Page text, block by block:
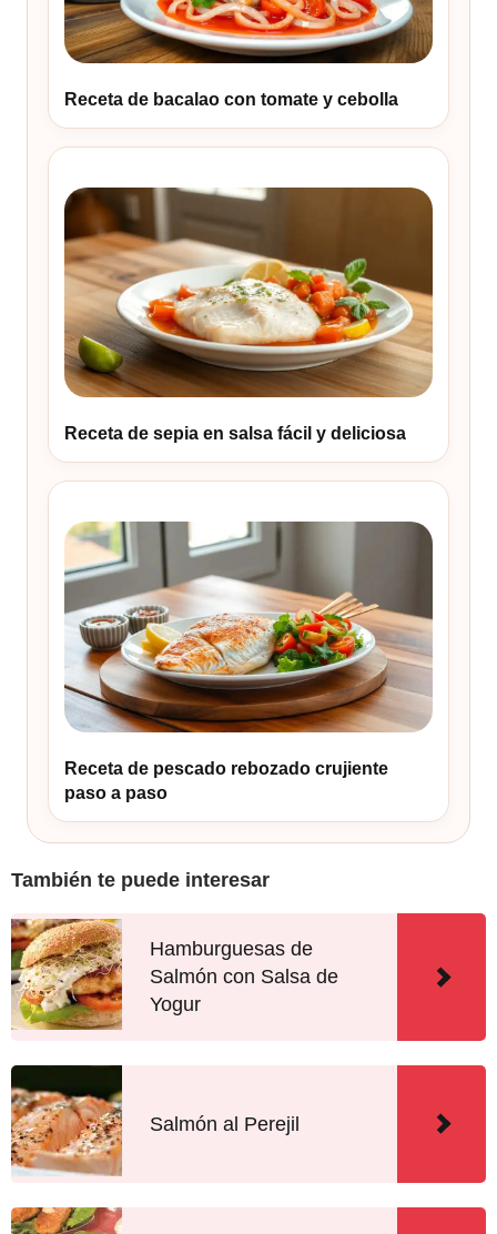
Receta de bacalao con tomate y cebolla
Receta de sepia en salsa fácil y deliciosa
Receta de pescado rebozado crujiente
paso a paso
También te puede interesar
Hamburguesas de
Salmón con Salsa de
Yogur
Salmón al Perejil